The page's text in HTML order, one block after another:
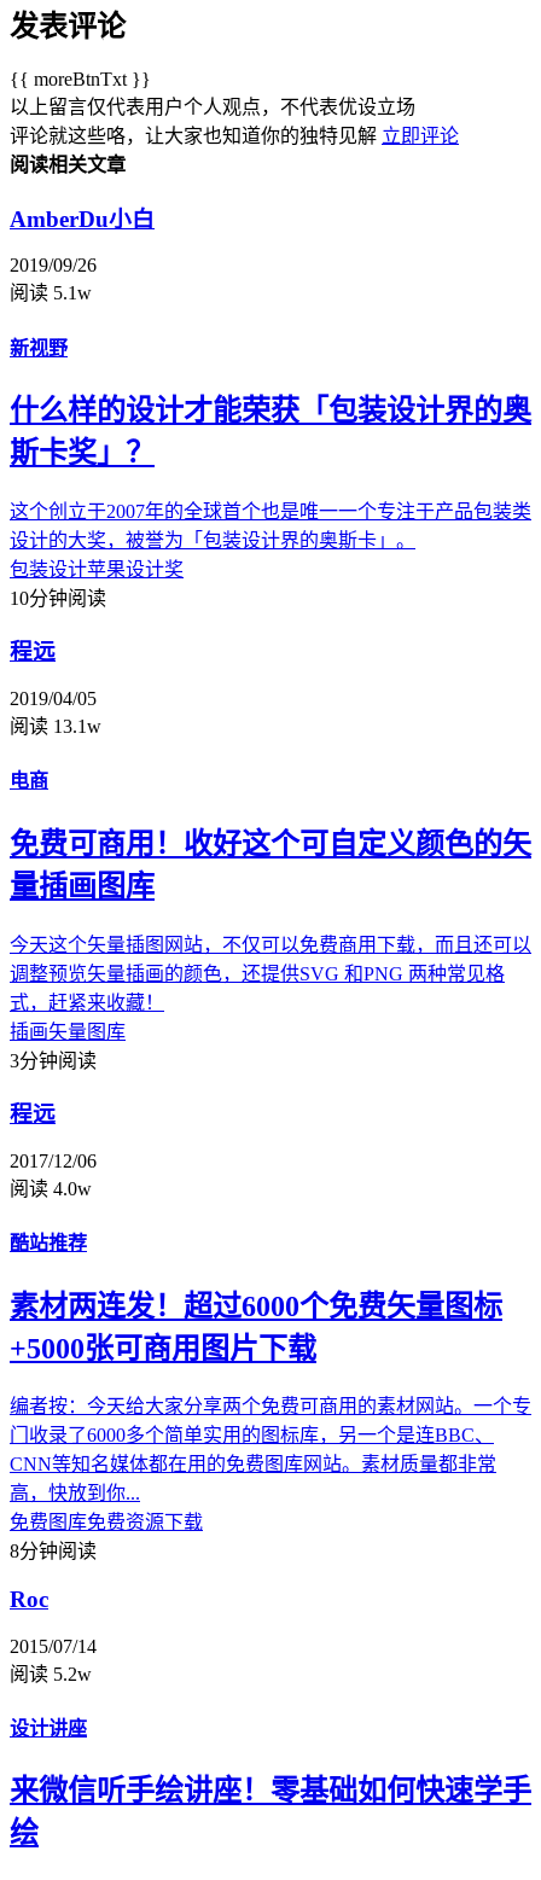
发表评论
{{ moreBtnTxt }}
以上留言仅代表用户个人观点，不代表优设立场
评论就这些咯，让大家也知道你的独特见解 立即评论
阅读相关文章
AmberDu小白
2019/09/26
阅读 5.1w
新视野
什么样的设计才能荣获「包装设计界的奥
斯卡奖」？
这个创立于2007年的全球首个也是唯一一个专注于产品包装类
设计的大奖，被誉为「包装设计界的奥斯卡」。
包装设计苹果设计奖
10分钟阅读
程远
2019/04/05
阅读 13.1w
电商
免费可商用！收好这个可自定义颜色的矢
量插画图库
今天这个矢量插图网站，不仅可以免费商用下载，而且还可以
调整预览矢量插画的颜色，还提供SVG 和PNG 两种常见格
式，赶紧来收藏！
插画矢量图库
3分钟阅读
程远
2017/12/06
阅读 4.0w
酷站推荐
素材两连发！超过6000个免费矢量图标
+5000张可商用图片下载
编者按：今天给大家分享两个免费可商用的素材网站。一个专
门收录了6000多个简单实用的图标库，另一个是连BBC、
CNN等知名媒体都在用的免费图库网站。素材质量都非常
高，快放到你...
免费图库免费资源下载
8分钟阅读
Roc
2015/07/14
阅读 5.2w
设计讲座
来微信听手绘讲座！零基础如何快速学手
绘